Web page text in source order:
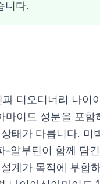
니다.
디오디너리 나이
마이드 성분을 포함
태가 다릅니다. 미
-알부틴이 함께 담
계가 목적에 부합